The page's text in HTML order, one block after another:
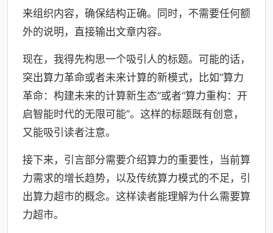
来组织内容，确保结构正确。同时，不需要任何额
外的说明，直接输出文章内容。
现在，我得先构思一个吸引人的标题。可能的话，
突出算力革命或者未来计算的新模式，比如“算力
革命：构建未来的计算新生态”或者“算力重构：开
启智能时代的无限可能”。这样的标题既有创意，
又能吸引读者注意。
接下来，引言部分需要介绍算力的重要性，当前算
力需求的增长趋势，以及传统算力模式的不足，引
出算力超市的概念。这样读者能理解为什么需要算
力超市。